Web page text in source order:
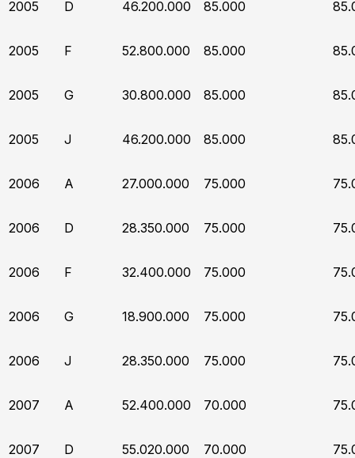
2005 D 46.200.000 85.000
2005 F 52.800.000 85.000
2005 G 30.800.000 85.000
2005 J 46.200.000 85.000
2006 A 27.000.000 75.000
2006 D 28.350.000 75.000
2006 F 32.400.000 75.000
2006 G 18.900.000 75.000
2006 J 28.350.000 75.000
2007 A 52.400.000 70.000
2007 D 55.020.000 70.000